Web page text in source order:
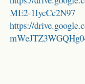
ME2-1IycCc2N97
https://